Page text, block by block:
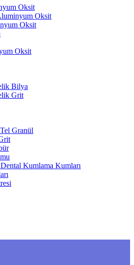
Oksit
Oksit
Oksit
Oksit
Bilya
Grit
Granül
Kumlama Kumları